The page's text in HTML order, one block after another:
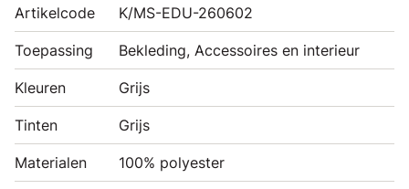
Artikelcode K/MS-EDU-260602
Toepassing Bekleding, Accessoires en interieur
Kleuren Grijs
Tinten Grijs
Materialen 100% polyester